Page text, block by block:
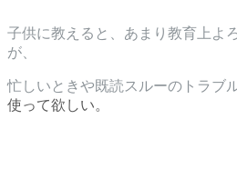
子供に教えると、あまり教育上よ
が、
忙しいときや既読スルーのトラブ
使って欲しい。